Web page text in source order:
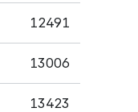
12491
13006
13423